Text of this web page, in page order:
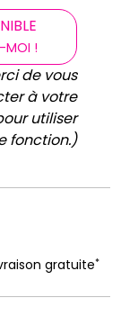
MOI !
de vous
à votre
utiliser
fonction.)
gratuite*